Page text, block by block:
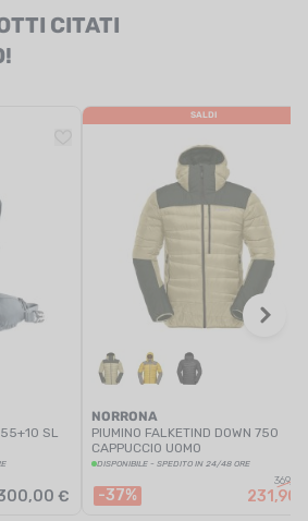
CITATI
55+10 SL
€
SALDI
NORRONA
PIUMINO FALKETIND DOWN 750
CAPPUCCIO UOMO
DISPONIBILE - SPEDITO IN 24/48 ORE
-37%
369,00
231,90